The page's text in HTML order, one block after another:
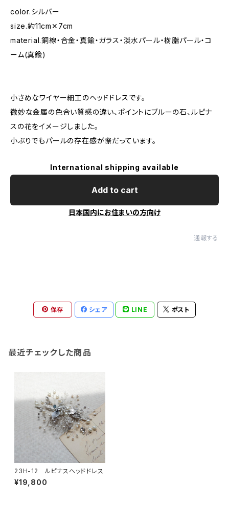
color.シルバー
size.約11cm✕7cm
material.銅線・合金・真鍮・ガラス・淡水パール・樹脂パール・コ
ーム(真鍮)
小さめなワイヤー細工のヘッドドレスです。
微妙な金属の色合い質感の違い、ポイントにブルーの石、ルピナ
スの花をイメージしました。
小ぶりでもパールの存在感が際だっています。
International shipping available
Add to cart
日本国内にお住まいの方向け
通報する
保存 シェア LINE ポスト
最近チェックした商品
23H-12 ルピナスヘッドドレス
¥19,800